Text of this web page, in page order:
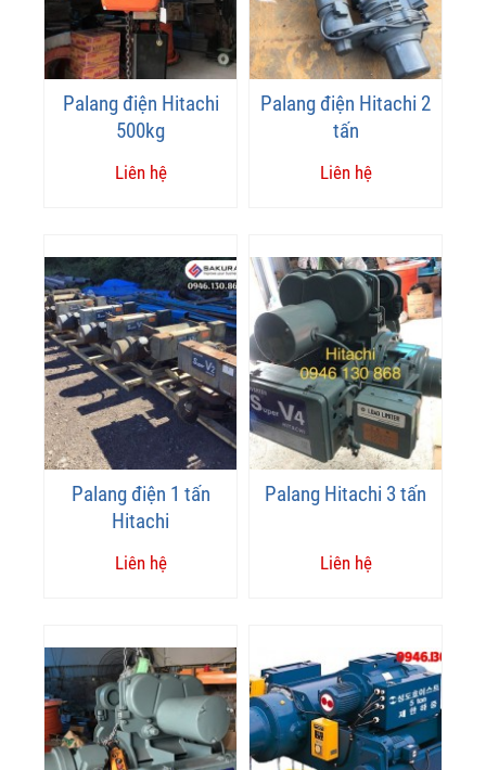
Palang điện Hitachi
500kg
Liên hệ
Palang điện Hitachi 2
tấn
Liên hệ
Palang điện 1 tấn
Hitachi
Liên hệ
Palang Hitachi 3 tấn
Liên hệ